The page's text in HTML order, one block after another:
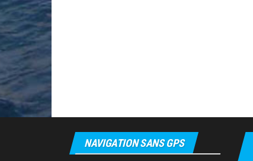
NAVIGATION SANS GPS